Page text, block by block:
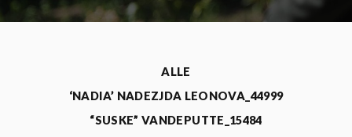
ALLE
‘NADIA’ NADEZJDA LEONOVA_44999
“SUSKE” VANDEPUTTE_15484